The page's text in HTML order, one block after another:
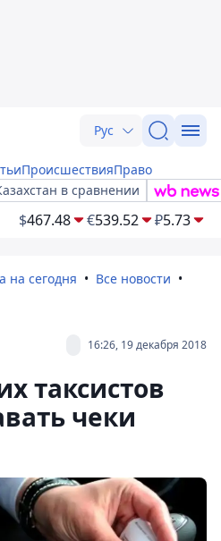
Рус
ПроисшествияПраво
в сравнении
$467.48 €539.52 ₽5.73
на сегодня
Все новости
16:26, 19 декабря 2018
таксистов
чеки